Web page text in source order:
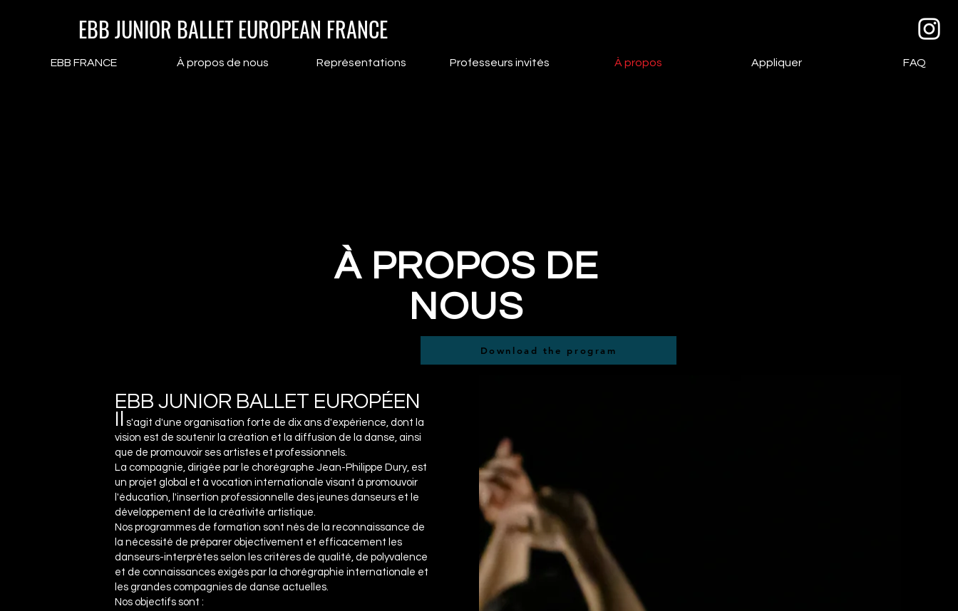
EBB FRANCE À propos de nous Représentations Professeurs invités À propos Appliquer FAQ
EBB JUNIOR BALLET EUROPEAN FRANCE
À PROPOS DE
NOUS
Download the program
EBB JUNIOR BALLET EUROPÉEN
s'agit d'une organisation forte de dix ans d'expérience, dont la
vision est de soutenir la création et la diffusion de la danse, ainsi
que de promouvoir ses artistes et professionnels.
La compagnie, dirigée par le chorégraphe Jean-Philippe Dury, est
un projet global et à vocation internationale visant à promouvoir
l'éducation, l'insertion professionnelle des jeunes danseurs et le
développement de la créativité artistique.
Nos programmes de formation sont nés de la reconnaissance de
la nécessité de préparer objectivement et efficacement les
danseurs-interprètes selon les critères de qualité, de polyvalence
et de connaissances exigés par la chorégraphie internationale et
les grandes compagnies de danse actuelles.
Nos objectifs sont :